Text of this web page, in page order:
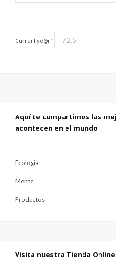
Current ye@r *
Aquí te compartimos las
acontecen en el mundo
Ecologia
Mente
Productos
Visita nuestra Tienda Online